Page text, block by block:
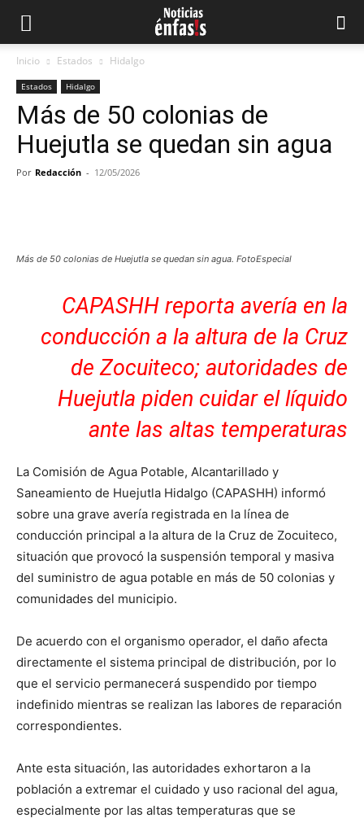
Inicio Estados Hidalgo
Estados Hidalgo
Más de 50 colonias de
Huejutla se quedan sin agua
Por Redacción - 12/05/2026
Más de 50 colonias de Huejutla se quedan sin agua. FotoEspecial
CAPASHH reporta avería en la
conducción a la altura de la Cruz
de Zocuiteco; autoridades de
Huejutla piden cuidar el líquido
ante las altas temperaturas
La Comisión de Agua Potable, Alcantarillado y
Saneamiento de Huejutla Hidalgo (CAPASHH) informó
sobre una grave avería registrada en la línea de
conducción principal a la altura de la Cruz de Zocuiteco,
situación que provocó la suspensión temporal y masiva
del suministro de agua potable en más de 50 colonias y
comunidades del municipio.
De acuerdo con el organismo operador, el daño afecta
directamente el sistema principal de distribución, por lo
que el servicio permanecerá suspendido por tiempo
indefinido mientras se realizan las labores de reparación
correspondientes.
Ante esta situación, las autoridades exhortaron a la
población a extremar el cuidado y uso racional del agua,
especialmente por las altas temperaturas que se